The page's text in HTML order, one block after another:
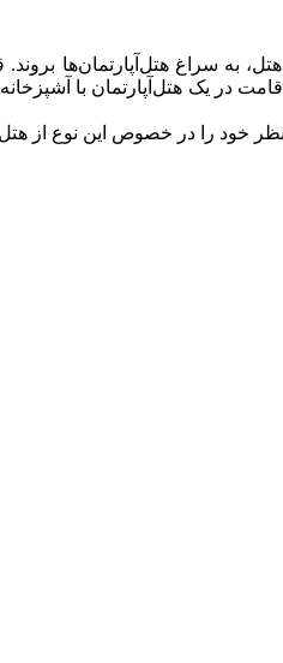
به سراغ هتل‌آپارتمان‌ها
در یک هتل‌آپارتمان با
خود را در خصوص این نوع از